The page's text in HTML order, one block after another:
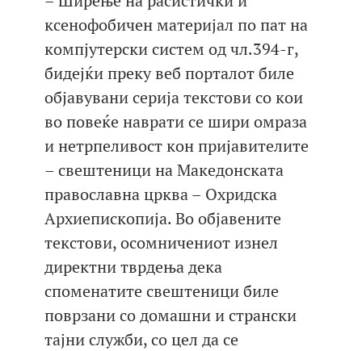
ксенофобичен материјал по пат на
компјутерски систем од чл.394-г,
бидејќи преку веб порталот биле
објавувани серија текстови со кои
во повеќе наврати се шири омраза
и нетрпеливост кон пријавителите
– свештеници на Македонската
православна црква – Охридска
Архиепископија. Во објавените
текстови, осомничениот изнел
директни тврдења дека
споменатите свештеници биле
поврзани со домашни и странски
тајни служби, со цел да се